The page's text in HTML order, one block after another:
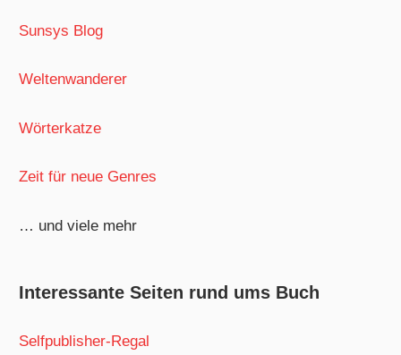
Sunsys Blog
Weltenwanderer
Wörterkatze
Zeit für neue Genres
… und viele mehr
Interessante Seiten rund ums Buch
Selfpublisher-Regal